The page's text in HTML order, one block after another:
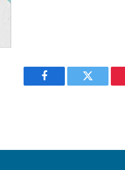
Facebook Twitter